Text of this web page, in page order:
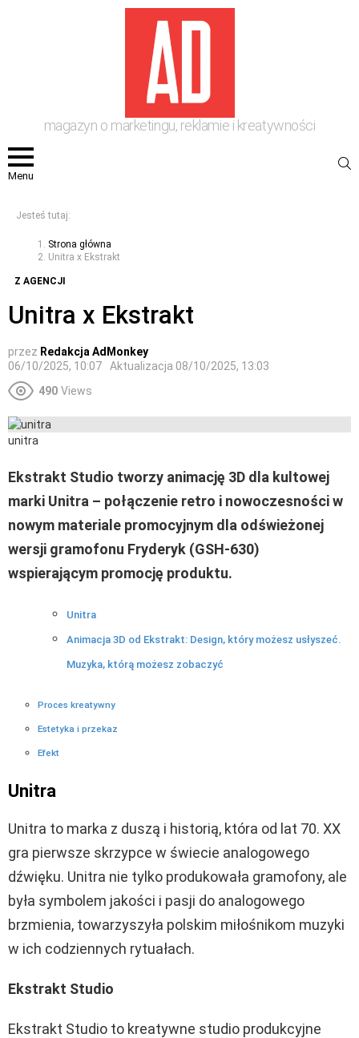
magazyn o marketingu, reklamie i kreatywności
Menu
Jesteś tutaj:
Strona główna
Unitra x Ekstrakt
Z AGENCJI
Unitra x Ekstrakt
przez Redakcja AdMonkey
06/10/2025, 10:07
Aktualizacja 08/10/2025, 13:03
490 Views
unitra
Ekstrakt Studio tworzy animację 3D dla kultowej
marki Unitra – połączenie retro i nowoczesności w
nowym materiale promocyjnym dla odświeżonej
wersji gramofonu Fryderyk (GSH-630)
wspierającym promocję produktu.
Unitra
Animacja 3D od Ekstrakt: Design, który możesz usłyszeć.
Muzyka, którą możesz zobaczyć
Proces kreatywny
Estetyka i przekaz
Efekt
Unitra
Unitra to marka z duszą i historią, która od lat 70. XX
gra pierwsze skrzypce w świecie analogowego
dźwięku. Unitra nie tylko produkowała gramofony, ale
była symbolem jakości i pasji do analogowego
brzmienia, towarzyszyła polskim miłośnikom muzyki
w ich codziennych rytuałach.
Ekstrakt Studio
Ekstrakt Studio to kreatywne studio produkcyjne